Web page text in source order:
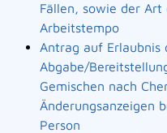
Fällen, sowie der
Arbeitstempo
Antrag auf Erlaubnis
Abgabe/
Gemischen nach
Änderungsanzeigen
Person